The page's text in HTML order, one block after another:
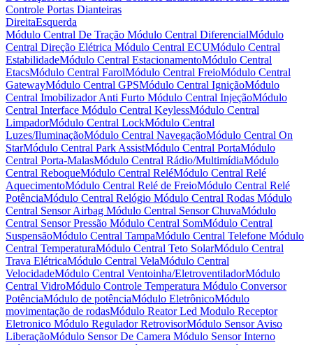
Controle Portas Dianteiras
DireitaEsquerda
Módulo Central De Tração Módulo Central DiferencialMódulo
Central Direção Elétrica Módulo Central ECUMódulo Central
EstabilidadeMódulo Central EstacionamentoMódulo Central
EtacsMódulo Central FarolMódulo Central FreioMódulo Central
GatewayMódulo Central GPSMódulo Central IgniçãoMódulo
Central Imobilizador Anti Furto Módulo Central InjeçãoMódulo
Central Interface Módulo Central KeylessMódulo Central
LimpadorMódulo Central LockMódulo Central
Luzes/IluminaçãoMódulo Central NavegaçãoMódulo Central On
StarMódulo Central Park AssistMódulo Central PortaMódulo
Central Porta-MalasMódulo Central Rádio/MultimídiaMódulo
Central ReboqueMódulo Central ReléMódulo Central Relé
AquecimentoMódulo Central Relé de FreioMódulo Central Relé
PotênciaMódulo Central Relógio Módulo Central Rodas Módulo
Central Sensor Airbag Módulo Central Sensor ChuvaMódulo
Central Sensor Pressão Módulo Central SomMódulo Central
SuspensãoMódulo Central TampaMódulo Central Telefone Módulo
Central TemperaturaMódulo Central Teto SolarMódulo Central
Trava ElétricaMódulo Central VelaMódulo Central
VelocidadeMódulo Central Ventoinha/EletroventiladorMódulo
Central VidroMódulo Controle Temperatura Módulo Conversor
PotênciaMódulo de potênciaMódulo EletrônicoMódulo
movimentação de rodasMódulo Reator Led Modulo Receptor
Eletronico Módulo Regulador RetrovisorMódulo Sensor Aviso
LiberaçãoMódulo Sensor De Camera Módulo Sensor Interno